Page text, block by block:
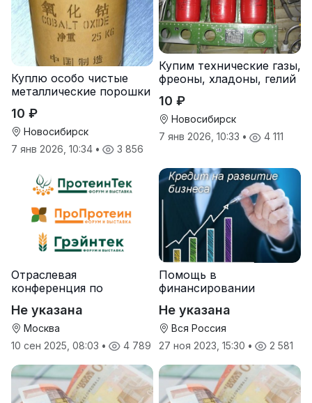
Куплю особо чистые
металлические порошки
10 ₽
Новосибирск
7 янв 2026, 10:34 • 3 856
Купим технические газы,
фреоны, хладоны, гелий
10 ₽
Новосибирск
7 янв 2026, 10:33 • 4 111
Отраслевая
конференция по
Не указана
Москва
10 сен 2025, 08:03 • 4 789
Помощь в
финансировании
Не указана
Вся Россия
27 ноя 2023, 15:30 • 2 581